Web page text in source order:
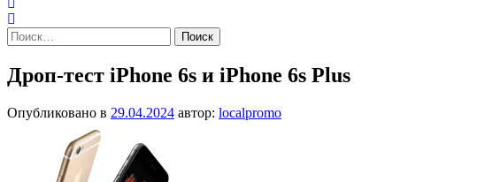
Найти:
Дроп-тест iPhone 6s и iPhone 6s Plus
Опубликовано в 29.04.2024 автор: localpromo